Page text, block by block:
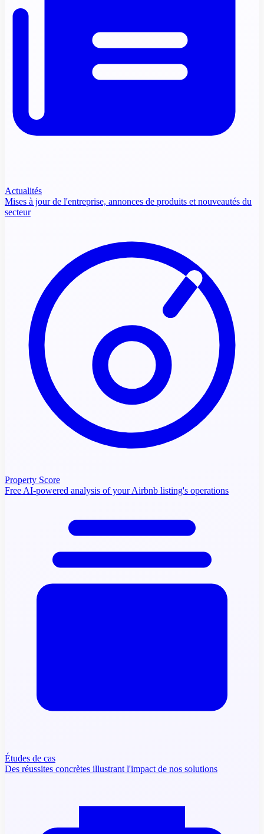
Actualités
Mises à jour de l'entreprise, annonces de produits et nouveautés du
secteur
Property Score
Free AI-powered analysis of your Airbnb listing's operations
Études de cas
Des réussites concrètes illustrant l'impact de nos solutions